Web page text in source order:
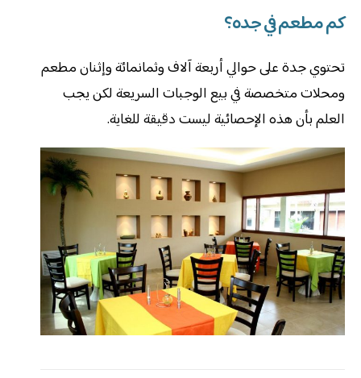
كم مطعم في جده؟
تحتوي جدة على حوالي أربعة آلاف وثمانمائة وإثنان مطعم
ومحلات متخصصة في بيع الوجبات السريعة لكن يجب
العلم بأن هذه الإحصائية ليست دقيقة للغاية.